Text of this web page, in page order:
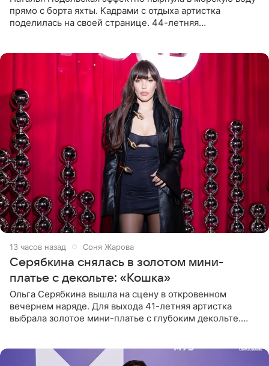
прямо с борта яхты. Кадрами с отдыха артистка
поделилась на своей странице. 44-летняя
13 часов назад Соня Жарова
Серябкина снялась в золотом мини-
платье с декольте: «Кошка»
Ольга Серябкина вышла на сцену в откровенном
вечернем наряде. Для выхода 41-летняя артистка
выбрала золотое мини-платье с глубоким декольте.